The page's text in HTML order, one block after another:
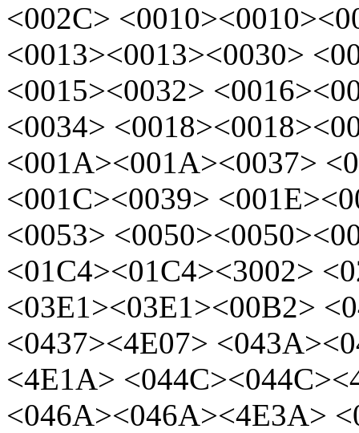
<002C>
<0013><0013><0030>
<0015><0032>
<0034>
<001A><001A><0037>
<001C><0039>
<0053>
<01C4><01C4><3002>
<03E1><03E1><00B2>
<0437><4E07>
<4E1A>
<046A><046A><4E3A>